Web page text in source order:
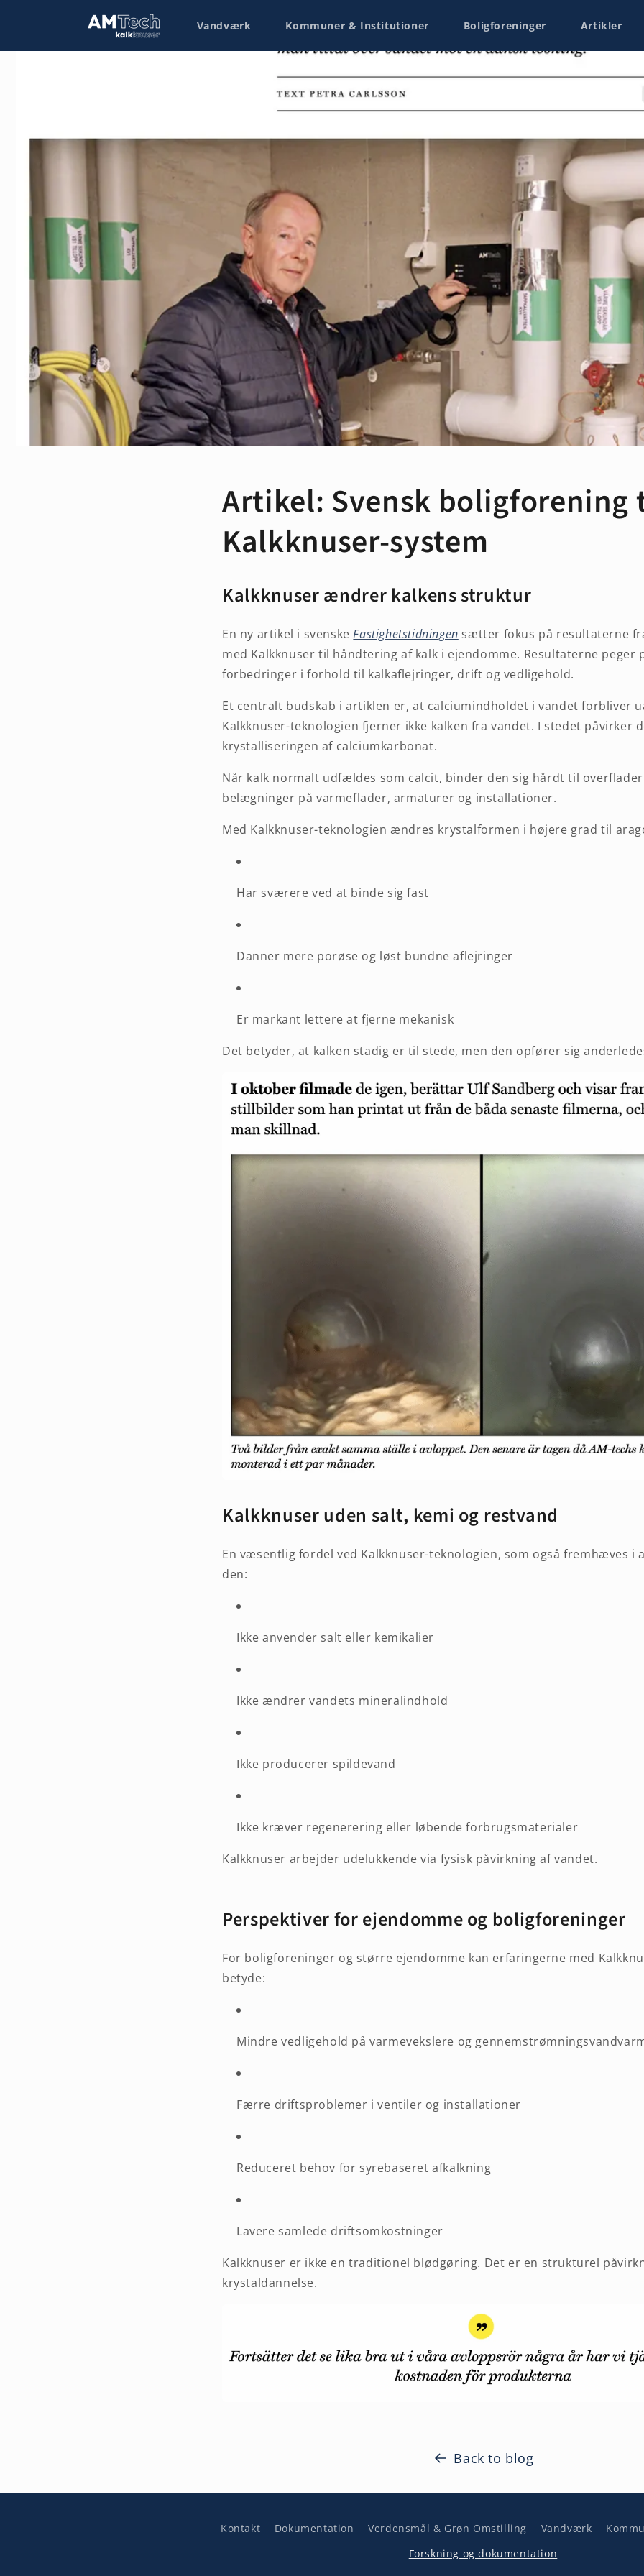
Vandværk Kommuner & Institutioner Boligforeninger Artikler
Artikel: Svensk boligforening
Kalkknuser-system
Kalkknuser ændrer kalkens struktur
En ny artikel i svenskeFastighetstidningen sætter fokus på resultaterne
med Kalkknuser til håndtering af kalk i ejendomme. Resultaterne peger
forbedringer i forhold til kalkaflejringer, drift og vedligehold.
Et centralt budskab i artiklen er, at calciumindholdet i vandet forbliver
Kalkknuser-teknologien fjerner ikke kalken fra vandet. I stedet påvirker
krystalliseringen af calciumkarbonat.
Når kalk normalt udfældes som calcit, binder den sig hårdt til
belægninger på varmeflader, armaturer og installationer.
Med Kalkknuser-teknologien ændres krystalformen i højere grad til
Har sværere ved at binde sig fast
Danner mere porøse og løst bundne aflejringer
Er markant lettere at fjerne mekanisk
Det betyder, at kalken stadig er til stede, men den opfører sig
Kalkknuser uden salt, kemi og restvand
En væsentlig fordel ved Kalkknuser-teknologien, som også fremhæves i
den:
Ikke anvender salt eller kemikalier
Ikke ændrer vandets mineralindhold
Ikke producerer spildevand
Ikke kræver regenerering eller løbende forbrugsmaterialer
Kalkknuser arbejder udelukkende via fysisk påvirkning af vandet.
Perspektiver for ejendomme og boligforeninger
For boligforeninger og større ejendomme kan erfaringerne med
betyde:
Mindre vedligehold på varmevekslere og
Færre driftsproblemer i ventiler og installationer
Reduceret behov for syrebaseret afkalkning
Lavere samlede driftsomkostninger
Kalkknuser er ikke en traditionel blødgøring. Det er en strukturel
krystaldannelse.
Back to blog
Kontakt Dokumentation Verdensmål & Grøn Omstilling Vandværk
Forskning og dokumentation